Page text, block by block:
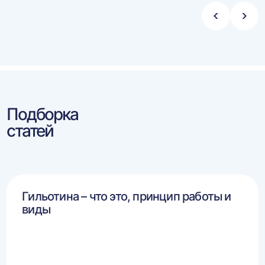
Стрелка
Подборка
статей
Гильотина – что это, принцип работы и
виды